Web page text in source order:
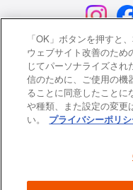
サイトポリシー
並行輸入品について
返品について
よくあるご質問
「OK」ボタンを押すと
ウェブサイト改善のため
じてパーソナライズさ
信のために、ご使用の機
ることに同意したことに
や種類、また設定の変更
い。
プライバシーポリ